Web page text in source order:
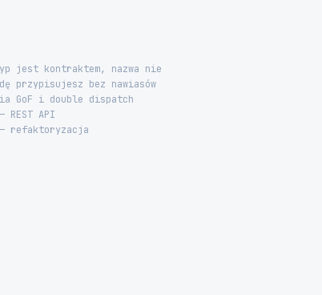
jest kontraktem, nazwa nie
przypisujesz bez nawiasów
GoF i double dispatch
API
refaktoryzacja